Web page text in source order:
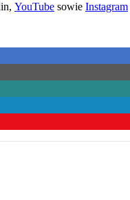
YouTube sowie Instagram